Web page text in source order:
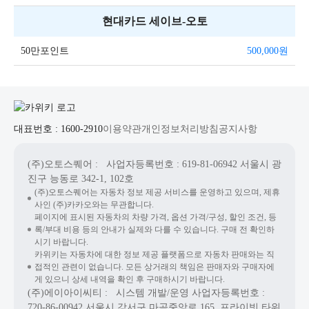
현대카드 세이브-오토
50만포인트 500,000원
대표번호 : 1600-2910이용약관개인정보처리방침 공지사항
(주)오토스퀘어 : 사업자등록번호 : 619-81-06942 서울시 광
진구 능동로 342-1, 102호
(주)오토스퀘어는 자동차 정보 제공 서비스를 운영하고 있으며, 제휴
사인 (주)카카오와는 무관합니다.
페이지에 표시된 자동차의 차량 가격, 옵션 가격/구성, 할인 조건, 등
록/부대 비용 등의 안내가 실제와 다를 수 있습니다. 구매 전 확인하
시기 바랍니다.
카위키는 자동차에 대한 정보 제공 플랫폼으로 자동차 판매와는 직
접적인 관련이 없습니다. 모든 상거래의 책임은 판매자와 구매자에
게 있으니 상세 내역을 확인 후 구매하시기 바랍니다.
(주)에이아이씨티 : 시스템 개발/운영 사업자등록번호 :